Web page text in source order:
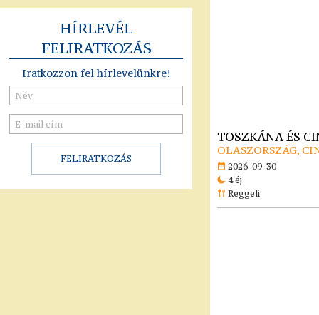
HÍRLEVÉL
FELIRATKOZÁS
Iratkozzon fel hírlevelünkre!
TOSZKÁNA ÉS
OLASZORSZÁG,
2026-09-30
4 éj
Reggeli